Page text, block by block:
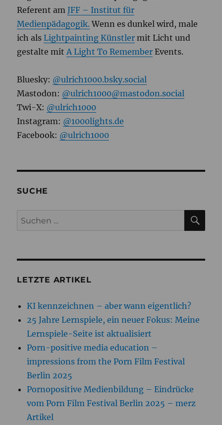
Referent amJFF – Institut für
Medienpädagogik. Wenn es dunkel wird, male
ich alsLightpainting Künstler mit Licht und
gestalte mit A Light To Remember Events.
Bluesky: @ulrich1000.bsky.social
Mastodon: @ulrich1000@mastodon.social
Twi-X: @ulrich1000
Instagram: @1000lights.de
Facebook: @ulrich1000
SUCHE
Suchen
nach:
LETZTE ARTIKEL
KI kennzeichnen – aber wann eigentlich?
25 Jahre Lernspiele, ein neuer Fokus: Meine
Lernspiele-Seite ist aktualisiert
Porn-positive media education –
impressions from the Porn Film Festival
Berlin 2025
Pornopositive Medienbildung – Eindrücke
vom Porn Film Festival Berlin 2025 – merz
Artikel